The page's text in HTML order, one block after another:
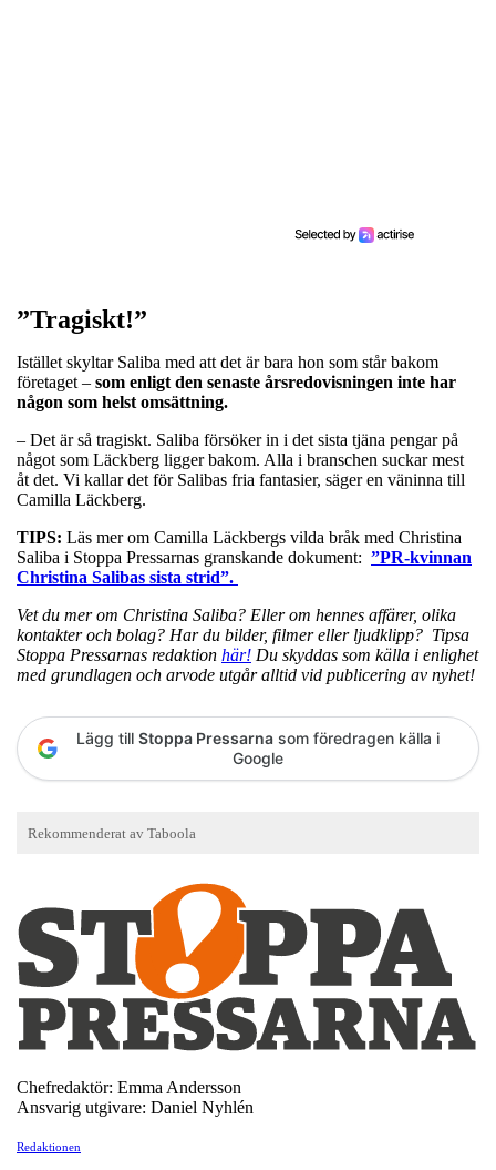
”Tragiskt!”
Istället skyltar Saliba med att det är bara hon som står bakom
företaget – som enligt den senaste årsredovisningen inte har
någon som helst omsättning.
– Det är så tragiskt. Saliba försöker in i det sista tjäna pengar på
något som Läckberg ligger bakom. Alla i branschen suckar mest
åt det. Vi kallar det för Salibas fria fantasier, säger en väninna till
Camilla Läckberg.
TIPS: Läs mer om Camilla Läckbergs vilda bråk med Christina
Saliba i Stoppa Pressarnas granskande dokument: ”PR-kvinnan
Christina Salibas sista strid”.
Vet du mer om Christina Saliba? Eller om hennes affärer, olika
kontakter och bolag? Har du bilder, filmer eller ljudklipp? Tipsa
Stoppa Pressarnas redaktion här! Du skyddas som källa i enlighet
med grundlagen och arvode utgår alltid vid publicering av nyhet!
Lägg till Stoppa Pressarna som föredragen källa i
Google
Chefredaktör: Emma Andersson
Ansvarig utgivare: Daniel Nyhlén
Redaktionen